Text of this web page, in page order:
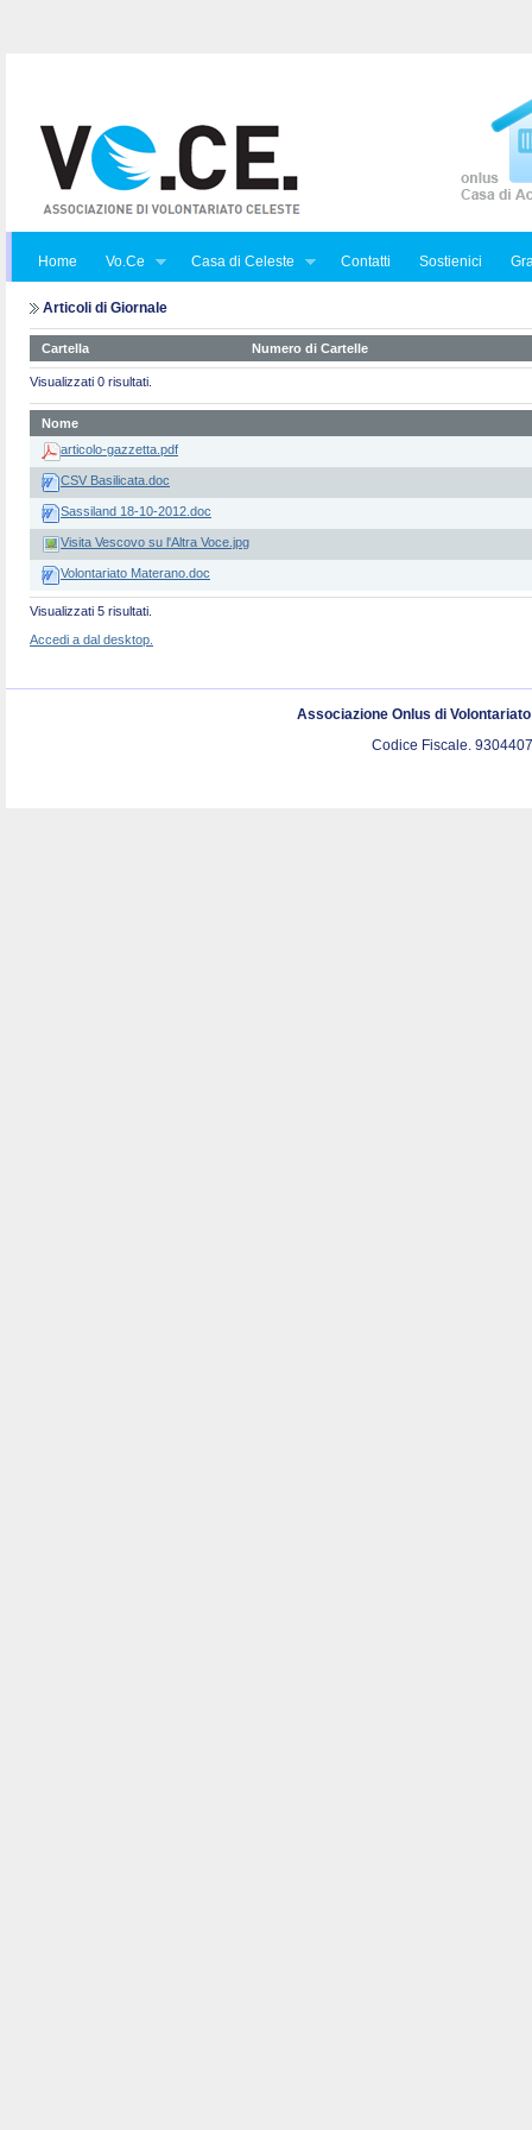
Home Vo.Ce Casa di Celeste Contatti Sostienici
Articoli di Giornale
Cartella Numero di Cartelle
Visualizzati 0 risultati.
Nome
articolo-gazzetta.pdf
CSV Basilicata.doc
Sassiland 18-10-2012.doc
Visita Vescovo su l'Altra Voce.jpg
Volontariato Materano.doc
Visualizzati 5 risultati.
Accedi a dal desktop.
Associazione Onlus di
Codice Fiscale.